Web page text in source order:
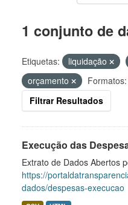
1 conjunto de
Etiquetas: liquidação
orçamento
Formatos:
Filtrar Resultados
Execução das
Extrato de Dados Abertos
https://
dados/despesas-execucao